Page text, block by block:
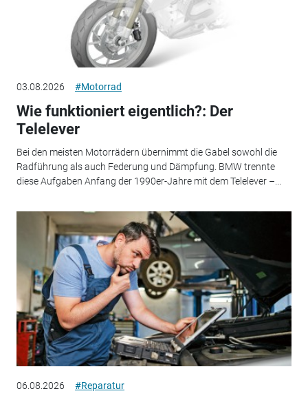
03.08.2026 #Motorrad
Wie funktioniert eigentlich?: Der
Telelever
Bei den meisten Motorrädern übernimmt die Gabel sowohl die
Radführung als auch Federung und Dämpfung. BMW trennte
diese Aufgaben Anfang der 1990er-Jahre mit dem Telelever –...
06.08.2026 #Reparatur